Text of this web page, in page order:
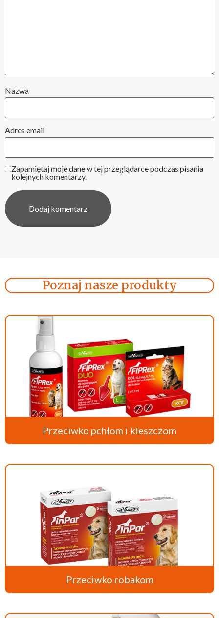
Nazwa
Adres email
Zapamiętaj moje dane w tej przeglądarce podczas pisania
kolejnych komentarzy.
Poznaj nasze produkty
Przeciwko pchłom i kleszczom
Przeciwko robakom